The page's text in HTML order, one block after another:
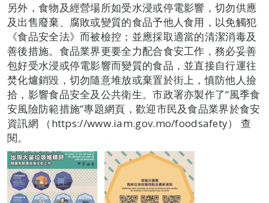
另外，食物及經營場所如受水浸或停電影響，切勿供應
及出售廢棄、腐敗或變質的食品予他人食用，以免觸犯
《食品安全法》而被檢控；並應採取適當的清潔消毒及
善後措施。食品業界更要全力配合食安工作，務必妥善
包好受水浸或停電影響而變質的食品，並直接自行運往
焚化爐銷毀，切勿隨意堆放或棄置於街上，慎防他人撿
拾，影響食品安全及公共衛生。市政署亦製作了“風季食
安風險防範措施”專題網頁，歡迎市民及食品業界於食安
資訊網 （https://www.iam.gov.mo/foodsafety） 查
閱。